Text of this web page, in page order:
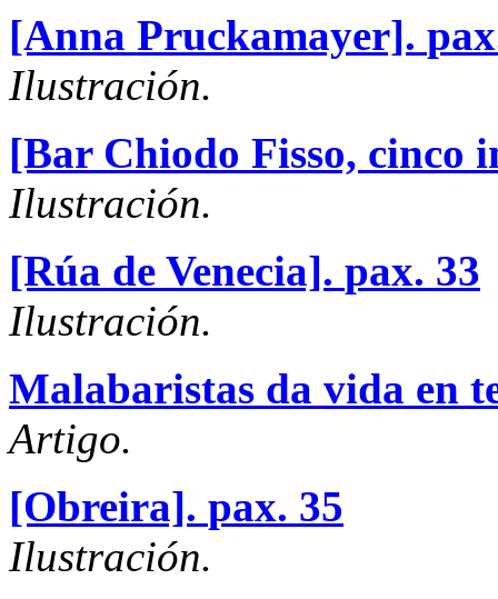
[Anna Pruckamayer].
Ilustración.
[Bar Chiodo Fisso, cinco
Ilustración.
[Rúa de Venecia]. pax. 33
Ilustración.
Malabaristas da vida en
Artigo.
[Obreira]. pax. 35
Ilustración.